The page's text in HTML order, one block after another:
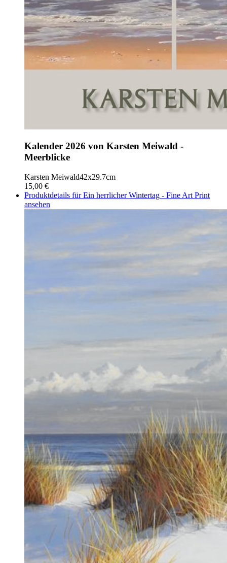
Kalender 2026 von Karsten Meiwald -
Meerblicke
Karsten Meiwald42x29.7cm
15,00 €
Produktdetails für Ein herrlicher Wintertag - Fine Art Print
ansehen